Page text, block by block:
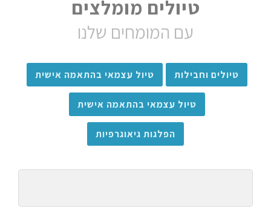
טיולים מומלצים
עם המומחים שלנו
טיולים וחבילות טיול עצמאי בהתאמה אישית
טיול עצמאי בהתאמה אישית
הפלגות גיאוגרפיות